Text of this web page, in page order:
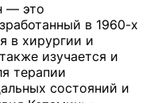
— это
в 1960-х
в хирургии и
изучается и
терапии
состояний и